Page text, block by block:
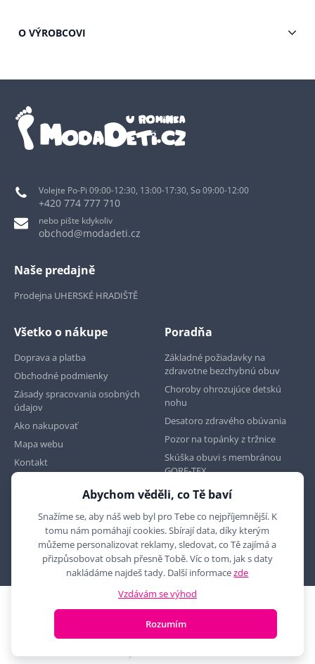
O VÝROBCOVI
Volejte Po-Pi 09:00-12:30, 13:00-17:30, So 09:00-12:00
+420 774 777 710
nebo pište kdykoliv
obchod@modadeti.cz
Naše predajně
Prodejna UHERSKÉ HRADIŠTĚ
Všetko o nákupe
Doprava a platba
Obchodné podmienky
Zásady spracovania osobných
údajov
Ako nakupovať
Mapa webu
Kontakt
Poradňa
Základné požiadavky na
zdravotne bezchybnú obuv
Choroby ohrozujúce detskú
nohu
Desatoro zdravého obúvania
Pozor na topánky z tržnice
Skúška obuvi s membránou
GORE-TEX
2010 - 2026 © MYRON MAXX, s.r.o., všechna práva vyhrazena
E-shop vytvořila
Abychom věděli, co Tě baví
Snažíme se, aby náš web byl pro Tebe co nejpříjemnější. K
tomu nám pomáhají cookies. Sbírají data, díky kterým
můžeme personalizovat reklamy, sledovat, co Tě zajímá a
přizpůsobovat obsah přesně Tobě. Víc o tom, jak s daty
nakládáme najdeš tady. Další informacezde
Vzdávám se výhod
Rozumím